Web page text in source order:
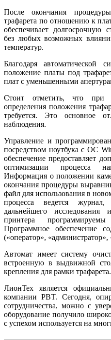
После окончания
трафарета по отношению к
обеспечивает долгосрочную
без любых возможных
температур.
Благодаря автоматической
положение платы под
плат с уменьшенными
Стоит отметить, что при
определения положения
требуется. Это основное
наблюдения.
Управление и
посредством ноутбука с ОС
обеспечение предоставляет
оптимизации процесса
Информация о положении
окончания процедуры
файл для использования в
процесса ведется
дальнейшего
принтера
Программное обеспечение
(«оператор»,
Автомат имеет систему
встроенную в выдвижной
крепления для рамки трафарета.
ЛионТех является
компании PBT. Сегодня,
сотрудничества, можно с
оборудование получило
с успехом используется на